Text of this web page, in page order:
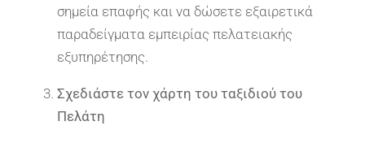
σημεία επαφής και να δώσετε εξαιρετικά
παραδείγματα εμπειρίας πελατειακής
εξυπηρέτησης.
Σχεδιάστε τον χάρτη του ταξιδιού του
Πελάτη